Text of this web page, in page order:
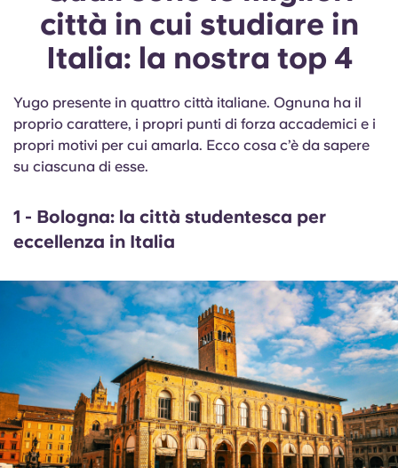
città in cui studiare in
Italia: la nostra top 4
Yugo presente in quattro città italiane. Ognuna ha il
proprio carattere, i propri punti di forza accademici e i
propri motivi per cui amarla. Ecco cosa c’è da sapere
su ciascuna di esse.
1 - Bologna: la città studentesca per
eccellenza in Italia